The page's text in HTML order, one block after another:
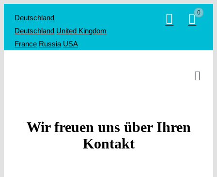
Inhalt
springen
Deutschland
Deutschland United Kingdom
France Russia USA
0
Shop
Wir freuen uns über Ihren
Kontakt